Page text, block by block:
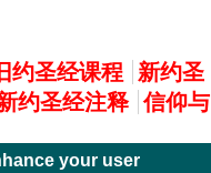
旧约圣经课程
新约圣
约圣经注释 信仰与
your user